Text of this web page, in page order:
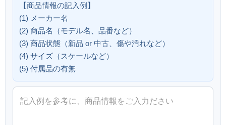
【商品情報の記入例】
(1) メーカー名
(2) 商品名（モデル名、品番など）
(3) 商品状態（新品 or 中古、傷や汚れなど）
(4) サイズ（スケールなど）
(5) 付属品の有無